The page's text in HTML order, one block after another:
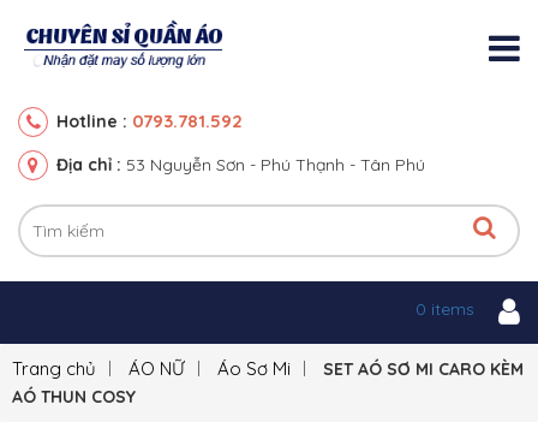
Hotline : 0793.781.592
Địa chỉ : 53 Nguyễn Sơn - Phú Thạnh - Tân Phú
0 items
Trang chủ ÁO NỮ Áo Sơ Mi
SET AÓ SƠ MI CARO KÈM
AÓ THUN COSY